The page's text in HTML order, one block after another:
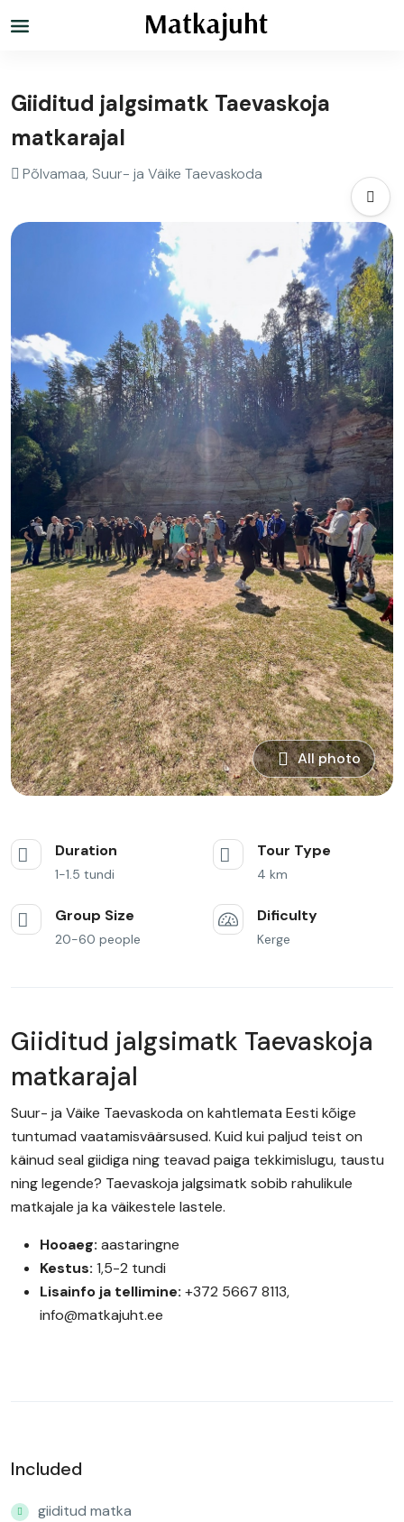
Giiditud jalgsimatk Taevaskoja
matkarajal
Põlvamaa, Suur- ja Väike Taevaskoda
All photo
Duration
1-1.5 tundi
Tour Type
4 km
Group Size
20-60 people
Dificulty
Kerge
Giiditud jalgsimatk Taevaskoja
matkarajal
Suur- ja Väike Taevaskoda on kahtlemata Eesti kõige
tuntumad vaatamisväärsused. Kuid kui paljud teist on
käinud seal giidiga ning teavad paiga tekkimislugu, taustu
ning legende? Taevaskoja jalgsimatk sobib rahulikule
matkajale ja ka väikestele lastele.
Hooaeg: aastaringne
Kestus: 1,5-2 tundi
Lisainfo ja tellimine: +372 5667 8113,
info@matkajuht.ee
Included
giiditud matka